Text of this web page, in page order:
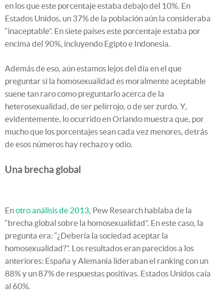
en los que este porcentaje estaba debajo del 10%. En
Estados Unidos, un 37% de la población aún la consideraba
“inaceptable”. En siete países este porcentaje estaba por
encima del 90%, incluyendo Egipto e Indonesia.
Además de eso, aún estamos lejos del día en el que
preguntar si la homosexualidad es moralmente aceptable
suene tan raro como preguntarlo acerca de la
heterosexualidad, de ser pelirrojo, o de ser zurdo. Y,
evidentemente, lo ocurrido en Orlando muestra que, por
mucho que los porcentajes sean cada vez menores, detrás
de esos números hay rechazo y odio.
Una brecha global
Enotro análisis de 2013 , Pew Research hablaba de la
“brecha global sobre la homosexualidad”. En este caso, la
pregunta era: “¿Debería la sociedad aceptar la
homosexualidad?”. Los resultados eran parecidos a los
anteriores: España y Alemania lideraban el ranking con un
88% y un 87% de respuestas positivas. Estados Unidos caía
al 60%.